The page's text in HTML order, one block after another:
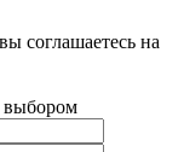
соглашаетесь на
выбором